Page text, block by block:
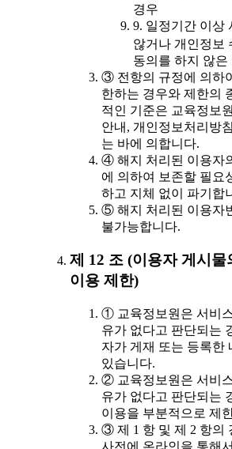
경우
9. 일정기간 이상
않거나 개인정보
동의를 하지 않은
③ 전항의 규정에 의하
한하는 경우와 제한의
적인 기준은 교육정보
안내, 개인정보처리방
는 바에 의합니다.
④ 해지 처리된 이용자
에 의하여 보존할 필요
하고 지체 없이 파기합
⑤ 해지 처리된 이용자
불가능합니다.
제 12 조 (이용자 게시
이용 제한)
① 교육정보원은 서비
유가 없다고 판단되는
자가 게재 또는 등록한
있습니다.
② 교육정보원은 서비
유가 없다고 판단되는
이용을 부분적으로 제
③ 제 1 항 및 제 2 항의
사전에 온라인을 통해